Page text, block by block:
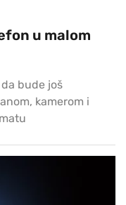
u malom
bude još
kamerom i